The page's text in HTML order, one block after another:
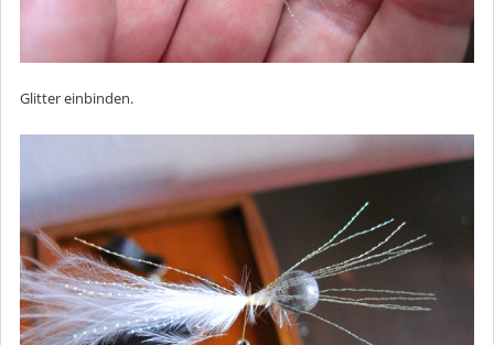
Glitter einbinden.